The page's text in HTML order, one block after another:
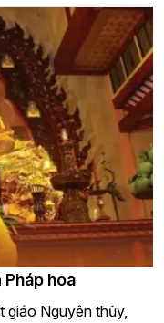
hoa
giáo Nguyên thủy,